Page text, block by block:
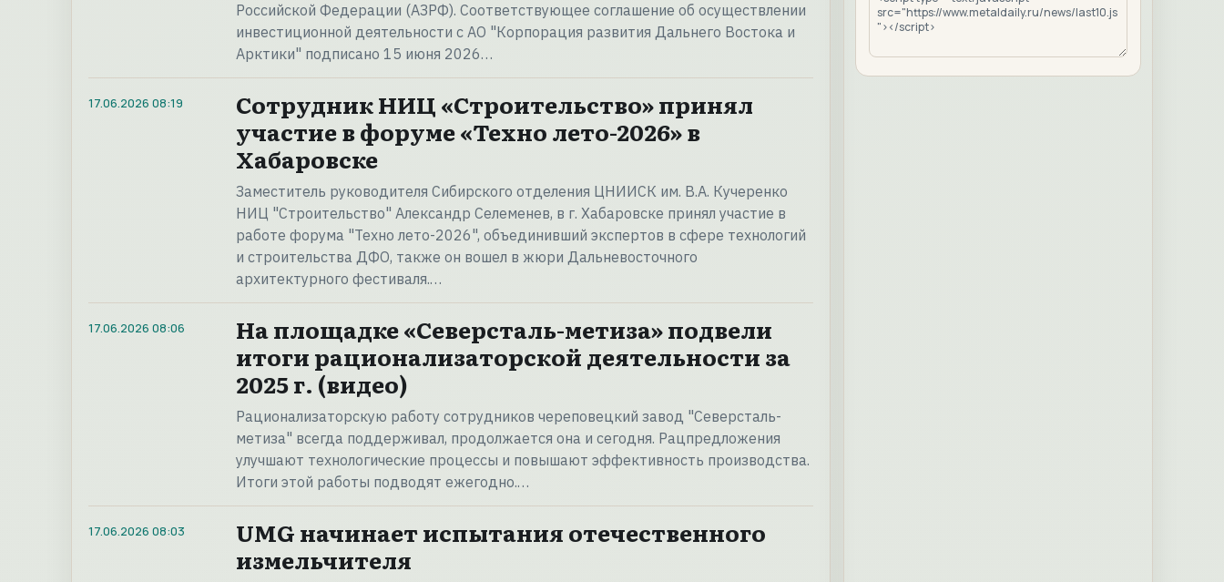
Российской Федерации (АЗРФ). Соответствующее соглашение об осуществлении
инвестиционной деятельности с АО "Корпорация развития Дальнего Востока и
Арктики" подписано 15 июня 2026…
17.06.2026 08:19
Сотрудник НИЦ «Строительство» принял
участие в форуме «Техно лето-2026» в
Хабаровске
Заместитель руководителя Сибирского отделения ЦНИИСК им. В.А. Кучеренко
НИЦ "Строительство" Александр Селеменев, в г. Хабаровске принял участие в
работе форума "Техно лето-2026", объединивший экспертов в сфере технологий
и строительства ДФО, также он вошел в жюри Дальневосточного
архитектурного фестиваля.…
17.06.2026 08:06
На площадке «Северсталь-метиза» подвели
итоги рационализаторской деятельности за
2025 г. (видео)
Рационализаторскую работу сотрудников череповецкий завод "Северсталь-
метиза" всегда поддерживал, продолжается она и сегодня. Рацпредложения
улучшают технологические процессы и повышают эффективность производства.
Итоги этой работы подводят ежегодно.…
17.06.2026 08:03
UMG начинает испытания отечественного
измельчителя